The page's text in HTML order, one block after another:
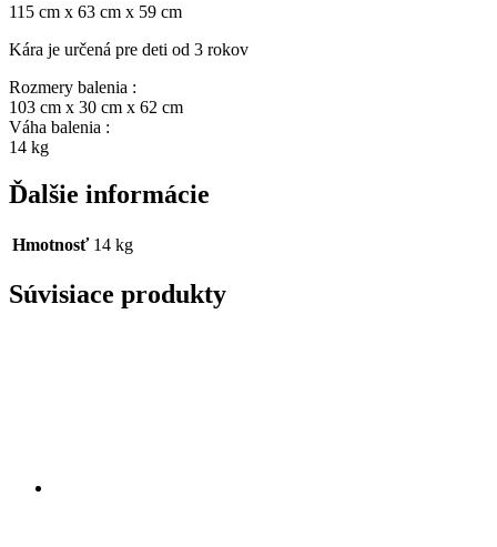
115 cm x 63 cm x 59 cm
Kára je určená pre deti od 3 rokov
Rozmery balenia :
103 cm x 30 cm x 62 cm
Váha balenia :
14 kg
Ďalšie informácie
Hmotnosť 14 kg
Súvisiace produkty